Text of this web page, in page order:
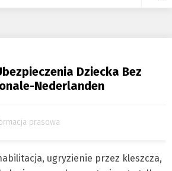
Dziecka Bez
Nederlanden
prasowa
ugryzienie przez kleszcza,